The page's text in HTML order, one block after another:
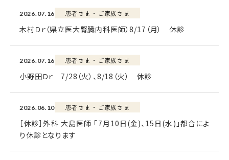
2026.07.16 患者さま・ご家族さま
木村Ｄｒ（県立医大腎臓内科医師）8/17（月） 休診
2026.07.16 患者さま・ご家族さま
小野田Ｄｒ 7/28（火）、8/18（火） 休診
2026.06.10 患者さま・ご家族さま
［休診］外科 大島医師 「7月10日(金)、15日(水)」都合によ
り休診となります